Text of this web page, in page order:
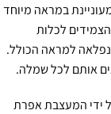
במראה מיוחד
לכלות
למראה הכולל.
אותם לכל שמלה.
ידי המעצבת אפרת